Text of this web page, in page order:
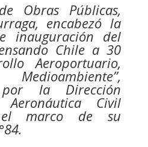
Obras Públicas,
encabezó la
inauguración del
Chile a 30
Aeroportuario,
por la Dirección
Civil
el marco de su